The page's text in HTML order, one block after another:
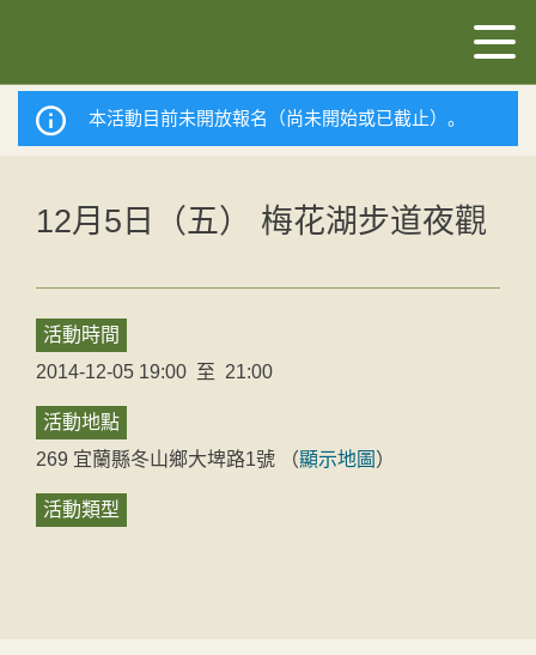
本活動目前未開放報名（尚未開始或已截止）。
12月5日（五） 梅花湖步道夜觀
活動時間
2014-12-05 19:00 至 21:00
活動地點
269 宜蘭縣冬山鄉大埤路1號 （顯示地圖 ）
活動類型